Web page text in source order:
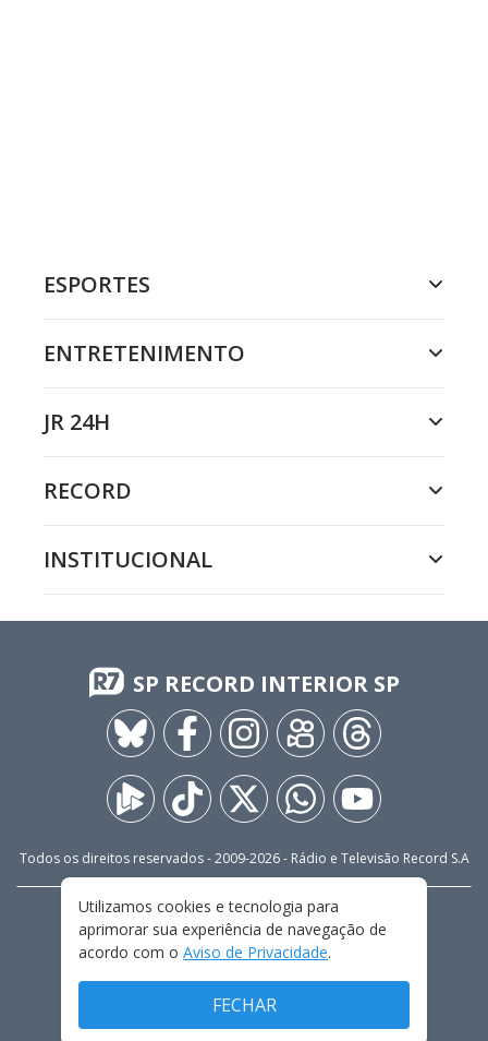
ESPORTES
ENTRETENIMENTO
JR 24H
RECORD
INSTITUCIONAL
SP RECORD INTERIOR SP
Todos os direitos reservados - 2009-2026- Rádio e Televisão Record S.A
FALE CONOSCO
PRIVACIDADE
TERMOS E CONDIÇÕES DE USO
Utilizamos cookies e tecnologia para
aprimorar sua experiência de navegação de
acordo com o Aviso de Privacidade.
FECHAR